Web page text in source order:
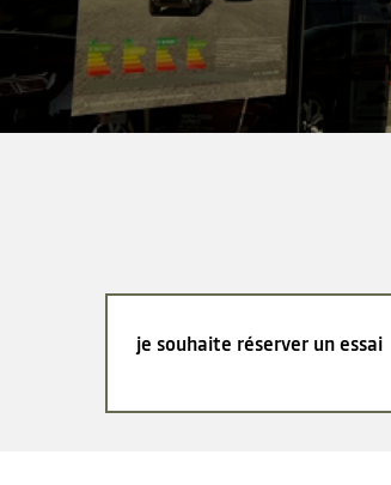
je souhaite réserver un essai